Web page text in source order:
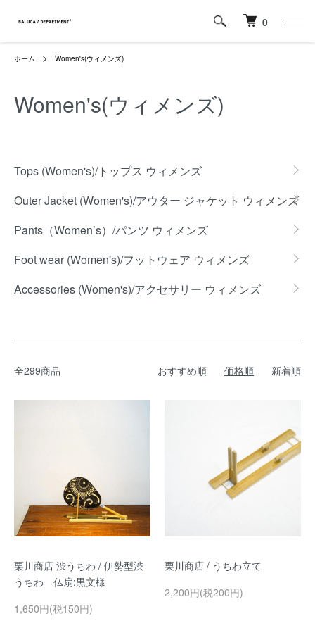
0
ホーム Women's(ウィメンズ)
Women's(ウィメンズ)
Tops (Women's)/トップス ウィメンズ
Outer Jacket (Women's)/アウター ジャケット ウィメンズ
Pants（Women’s）/パンツ ウィメンズ
Foot wear (Women's)/フットウェア ウィメンズ
Accessories (Women's)/アクセサリー ウィメンズ
全299商品 おすすめ順 価格順 新着順
栗川商店 渋うちわ / 伊勢型渋
うちわ 仏扇:黒文様
1,650円(税150円)
栗川商店 / うちわ立て
2,200円(税200円)